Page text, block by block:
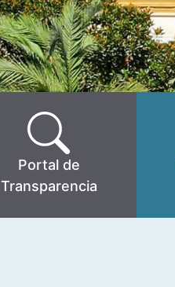
Portal de
Transparencia